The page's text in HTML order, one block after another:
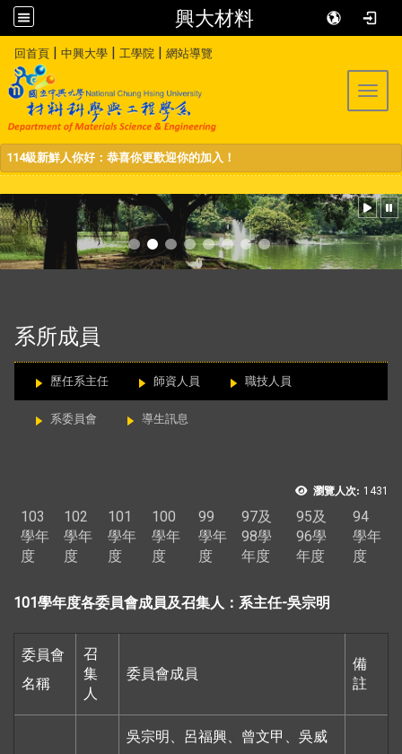
興大材料
回首頁 | 中興大學 | 工學院 | 網站導覽
114級新鮮人你好：恭喜你更歡迎你的加入！
系所成員
歷任系主任 師資人員 職技人員
系委員會 導生訊息
瀏覽人次: 1431
103
學年
度
102
學年
度
101
學年
度
100
學年
度
99
學年
度
97及
98學
年度
95及
96學
年度
94
學年
度
101學年度各委員會成員及召集人：系主任-吳宗明
委員會
名稱
召
集
人
委員會成員
備
註
吳宗明、呂福興、曾文甲、吳威